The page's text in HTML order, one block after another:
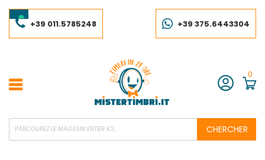
to
Content+39 011.5785248 +39 375.6443304
Compte
0
CHERCHER